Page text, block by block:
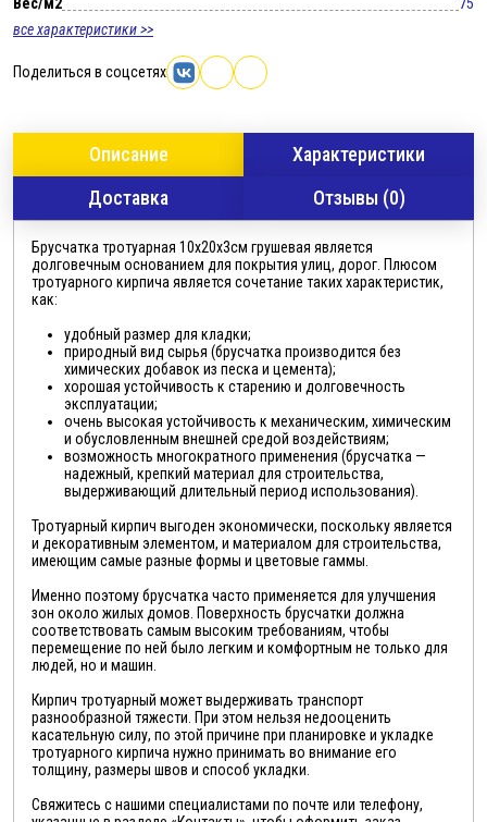
все характеристики >>
Поделиться в соцсетях
Описание
Характеристики
Доставка
Отзывы (0)
Брусчатка тротуарная 10х20х3см грушевая является
долговечным основанием для покрытия улиц, дорог. Плюсом
тротуарного кирпича является сочетание таких характеристик,
как:
удобный размер для кладки;
природный вид сырья (брусчатка производится без
химических добавок из песка и цемента);
хорошая устойчивость к старению и долговечность
эксплуатации;
очень высокая устойчивость к механическим, химическим
и обусловленным внешней средой воздействиям;
возможность многократного применения (брусчатка —
надежный, крепкий материал для строительства,
выдерживающий длительный период использования).
Тротуарный кирпич выгоден экономически, поскольку является
и декоративным элементом, и материалом для строительства,
имеющим самые разные формы и цветовые гаммы.
Именно поэтому брусчатка часто применяется для улучшения
зон около жилых домов. Поверхность брусчатки должна
соответствовать самым высоким требованиям, чтобы
перемещение по ней было легким и комфортным не только для
людей, но и машин.
Кирпич тротуарный может выдерживать транспорт
разнообразной тяжести. При этом нельзя недооценить
касательную силу, по этой причине при планировке и укладке
тротуарного кирпича нужно принимать во внимание его
толщину, размеры швов и способ укладки.
Свяжитесь с нашими специалистами по почте или телефону,